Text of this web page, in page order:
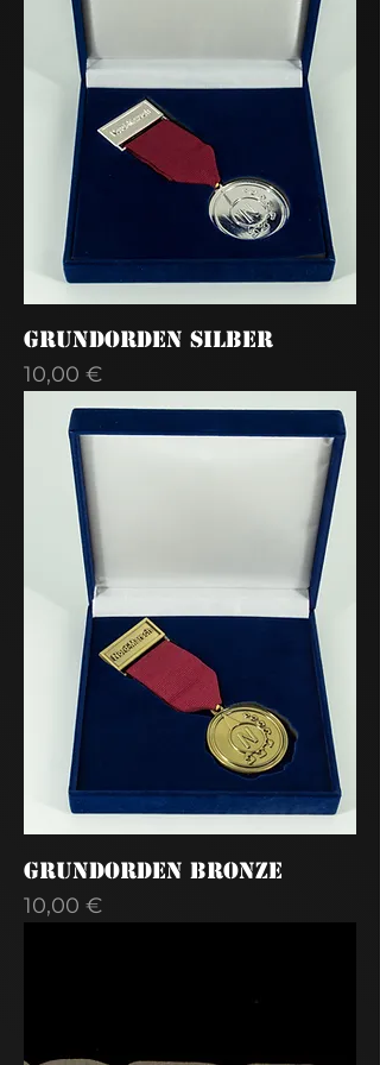
Grundorden Silber
Preis
10,00 €
Grundorden Bronze
Preis
10,00 €